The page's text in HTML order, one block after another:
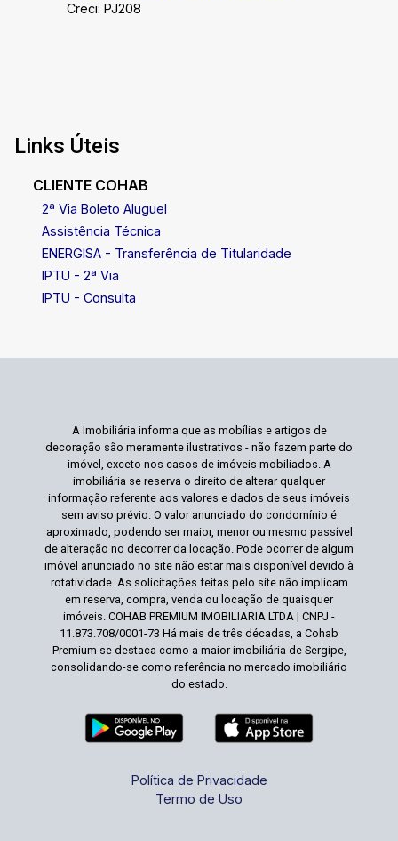
Creci: PJ208
Links Úteis
CLIENTE COHAB
2ª Via Boleto Aluguel
Assistência Técnica
ENERGISA - Transferência de Titularidade
IPTU - 2ª Via
IPTU - Consulta
A Imobiliária informa que as mobílias e artigos de
decoração são meramente ilustrativos - não fazem parte do
imóvel, exceto nos casos de imóveis mobiliados. A
imobiliária se reserva o direito de alterar qualquer
informação referente aos valores e dados de seus imóveis
sem aviso prévio. O valor anunciado do condomínio é
aproximado, podendo ser maior, menor ou mesmo passível
de alteração no decorrer da locação. Pode ocorrer de algum
imóvel anunciado no site não estar mais disponível devido à
rotatividade. As solicitações feitas pelo site não implicam
em reserva, compra, venda ou locação de quaisquer
imóveis. COHAB PREMIUM IMOBILIARIA LTDA | CNPJ -
11.873.708/0001-73 Há mais de três décadas, a Cohab
Premium se destaca como a maior imobiliária de Sergipe,
consolidando-se como referência no mercado imobiliário
do estado.
Política de Privacidade
Termo de Uso